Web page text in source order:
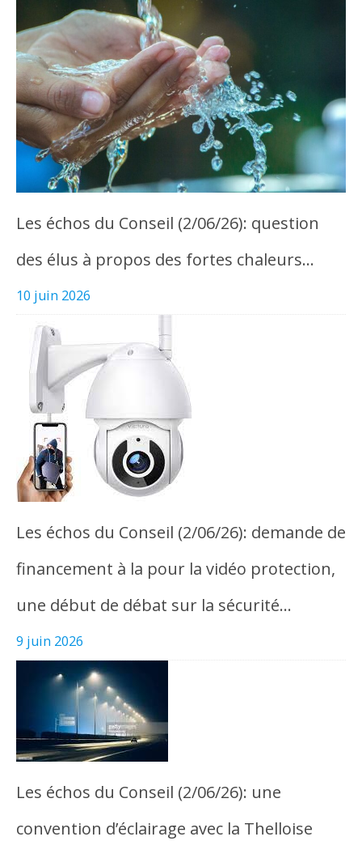
Les échos du Conseil (2/06/26): question
des élus à propos des fortes chaleurs…
10 juin 2026
Les échos du Conseil (2/06/26): demande de
financement à la pour la vidéo protection,
une début de débat sur la sécurité…
9 juin 2026
Les échos du Conseil (2/06/26): une
convention d’éclairage avec la Thelloise